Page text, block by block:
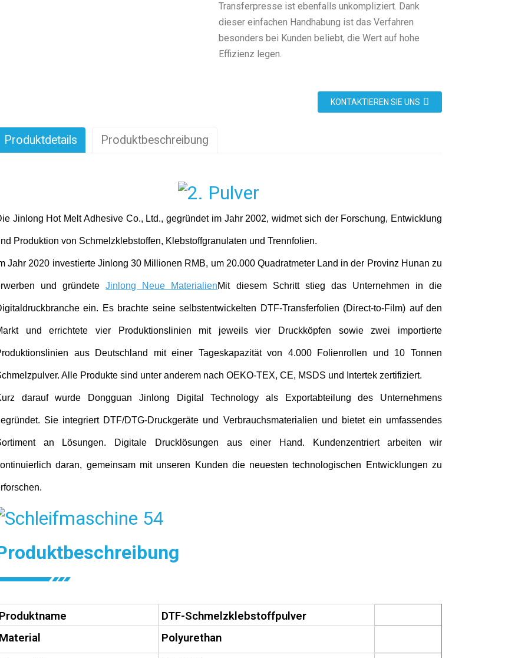
Transferpresse ist ebenfalls unkompliziert. Dank
dieser einfachen Handhabung ist das Verfahren
besonders bei Kunden beliebt, die Wert auf hohe
Effizienz legen.
KONTAKTIEREN SIE UNS
Produktdetails Produktbeschreibung
Jinlong Hot Melt Adhesive Co., Ltd., gegründet im Jahr 2002, widmet sich der Forschung, Entwicklung
Produktion von Schmelzklebstoffen, Klebstoffgranulaten und Trennfolien.
Jahr 2020 investierte Jinlong 30 Millionen RMB, um 20.000 Quadratmeter Land in der Provinz Hunan zu
und gründeteJinlong Neue MaterialienMit diesem Schritt stieg das Unternehmen in die
ein. Es brachte seine selbstentwickelten DTF-Transferfolien (Direct-to-Film) auf den
und errichtete vier Produktionslinien mit jeweils vier Druckköpfen sowie zwei importierte
aus Deutschland mit einer Tageskapazität von 4.000 Folienrollen und 10 Tonnen
Alle Produkte sind unter anderem nach OEKO-TEX, CE, MSDS und Intertek zertifiziert.
darauf wurde Dongguan Jinlong Digital Technology als Exportabteilung des Unternehmens
Sie integriert DTF/DTG-Druckgeräte und Verbrauchsmaterialien und bietet ein umfassendes
an Lösungen. Digitale Drucklösungen aus einer Hand. Kundenzentriert arbeiten wir
daran, gemeinsam mit unseren Kunden die neuesten technologischen Entwicklungen zu
Produktname
DTF-Schmelzklebstoffpulver
Material
Polyurethan